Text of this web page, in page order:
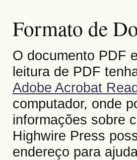
Formato de
O documento PDF
leitura de PDF
Adobe Acrobat
computador, onde
informações sobre
Highwire Press
endereço para